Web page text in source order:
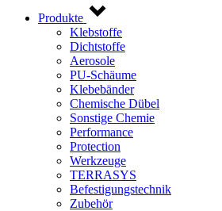
Produkte
Klebstoffe
Dichtstoffe
Aerosole
PU-Schäume
Klebebänder
Chemische Dübel
Sonstige Chemie
Performance
Protection
Werkzeuge
TERRASYS
Befestigungstechnik
Zubehör